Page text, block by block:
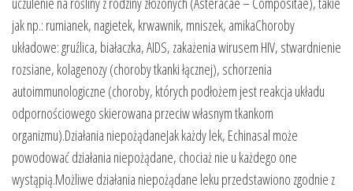
jak np.: rumianek, nagietek, krwawnik, mniszek, amikaChoroby
układowe: gruźlica, białaczka, AIDS, zakażenia wirusem HIV, stwardnienie
rozsiane, kolagenozy (choroby tkanki łącznej), schorzenia
autoimmunologiczne (choroby, których podłożem jest reakcja układu
odpornościowego skierowana przeciw własnym tkankom
organizmu).Działania niepożądaneJak każdy lek, Echinasal może
powodować działania niepożądane, chociaż nie u każdego one
wystąpią.Możliwe działania niepożądane leku przedstawiono zgodnie z